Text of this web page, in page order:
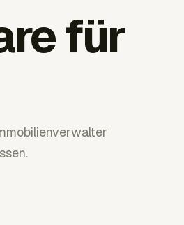
für